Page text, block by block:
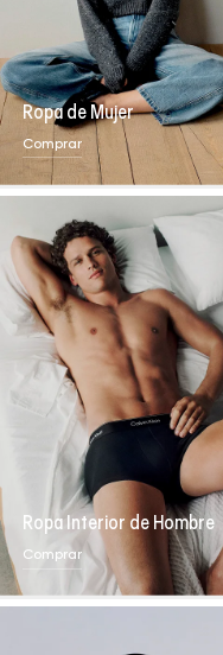
Ropa de Mujer
Comprar
Ropa Interior de Hombre
Comprar